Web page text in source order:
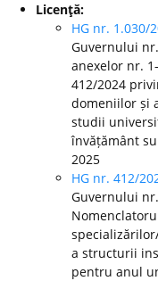
Licenţă:
HG nr. 1.030/
Guvernului
anexelor nr.
412/2024
domeniilor și
studii
învățământ
2025
HG nr. 412/
Guvernului
a structurii
pentru anul